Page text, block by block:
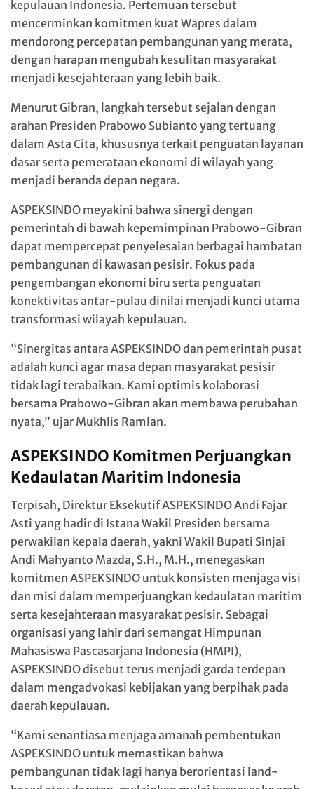
kepulauan Indonesia. Pertemuan tersebut
mencerminkan komitmen kuat Wapres dalam
mendorong percepatan pembangunan yang merata,
dengan harapan mengubah kesulitan masyarakat
menjadi kesejahteraan yang lebih baik.
Menurut Gibran, langkah tersebut sejalan dengan
arahan Presiden Prabowo Subianto yang tertuang
dalam Asta Cita, khususnya terkait penguatan layanan
dasar serta pemerataan ekonomi di wilayah yang
menjadi beranda depan negara.
ASPEKSINDO meyakini bahwa sinergi dengan
pemerintah di bawah kepemimpinan Prabowo-Gibran
dapat mempercepat penyelesaian berbagai hambatan
pembangunan di kawasan pesisir. Fokus pada
pengembangan ekonomi biru serta penguatan
konektivitas antar-pulau dinilai menjadi kunci utama
transformasi wilayah kepulauan.
“Sinergitas antara ASPEKSINDO dan pemerintah pusat
adalah kunci agar masa depan masyarakat pesisir
tidak lagi terabaikan. Kami optimis kolaborasi
bersama Prabowo-Gibran akan membawa perubahan
nyata,” ujar Mukhlis Ramlan.
ASPEKSINDO Komitmen Perjuangkan
Kedaulatan Maritim Indonesia
Terpisah, Direktur Eksekutif ASPEKSINDO Andi Fajar
Asti yang hadir di Istana Wakil Presiden bersama
perwakilan kepala daerah, yakni Wakil Bupati Sinjai
Andi Mahyanto Mazda, S.H., M.H., menegaskan
komitmen ASPEKSINDO untuk konsisten menjaga visi
dan misi dalam memperjuangkan kedaulatan maritim
serta kesejahteraan masyarakat pesisir. Sebagai
organisasi yang lahir dari semangat Himpunan
Mahasiswa Pascasarjana Indonesia (HMPI),
ASPEKSINDO disebut terus menjadi garda terdepan
dalam mengadvokasi kebijakan yang berpihak pada
daerah kepulauan.
“Kami senantiasa menjaga amanah pembentukan
ASPEKSINDO untuk memastikan bahwa
pembangunan tidak lagi hanya berorientasi land-